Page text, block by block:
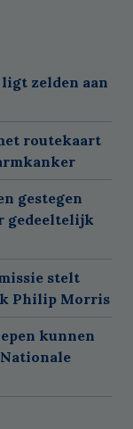
zelden aan
routekaart
gestegen
gedeeltelijk
stelt
Philip Morris
kunnen